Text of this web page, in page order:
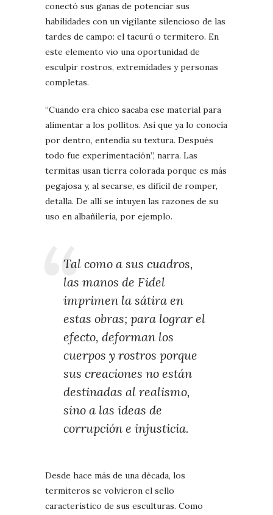
conectó sus ganas de potenciar sus
habilidades con un vigilante silencioso de las
tardes de campo: el tacurú o termitero. En
este elemento vio una oportunidad de
esculpir rostros, extremidades y personas
completas.
“Cuando era chico sacaba ese material para
alimentar a los pollitos. Así que ya lo conocía
por dentro, entendía su textura. Después
todo fue experimentación”, narra. Las
termitas usan tierra colorada porque es más
pegajosa y, al secarse, es difícil de romper,
detalla. De allí se intuyen las razones de su
uso en albañilería, por ejemplo.
Tal como a sus cuadros,
las manos de Fidel
imprimen la sátira en
estas obras; para lograr el
efecto, deforman los
cuerpos y rostros porque
sus creaciones no están
destinadas al realismo,
sino a las ideas de
corrupción e injusticia.
Desde hace más de una década, los
termiteros se volvieron el sello
característico de sus esculturas. Como